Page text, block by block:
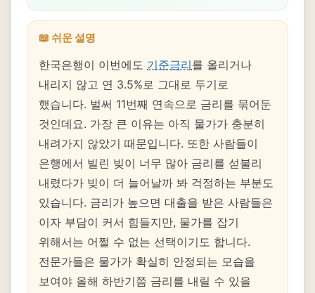
📖 쉬운 설명
한국은행이 이번에도 기준금리를 올리거나
내리지 않고 연 3.5%로 그대로 두기로
했습니다. 벌써 11번째 연속으로 금리를 묶어둔
것인데요. 가장 큰 이유는 아직 물가가 충분히
내려가지 않았기 때문입니다. 또한 사람들이
은행에서 빌린 빚이 너무 많아 금리를 섣불리
내렸다가 빚이 더 늘어날까 봐 걱정하는 부분도
있습니다. 금리가 높으면 대출을 받은 사람들은
이자 부담이 커서 힘들지만, 물가를 잡기
위해서는 어쩔 수 없는 선택이기도 합니다.
전문가들은 물가가 확실히 안정되는 모습을
보여야 올해 하반기쯤 금리를 내릴 수 있을